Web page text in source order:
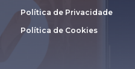
Política de Privacidade
Política de Cookies